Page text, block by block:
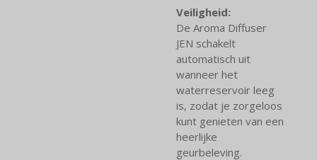
Veiligheid:
De Aroma Diffuser
JEN schakelt
automatisch uit
wanneer het
waterreservoir leeg
is, zodat je zorgeloos
kunt genieten van een
heerlijke
geurbeleving.